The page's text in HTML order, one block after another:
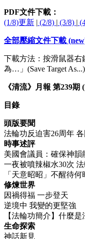
PDF文件下載：
(1/8)更新 | (2/8) | (3/8) |
全部壓縮文件下載
下載方法：按滑鼠器
為…」(Save Target As...)
《清流》月報 第239期
目錄
頭版要聞
法輪功反迫害26周年
時事述評
美國會議員：確保神韻
一夜被噴辣椒水30次
「天意昭昭」不醒待何
修煉世界
因禍得福 一步登天
逆境中 我變的更堅強
【法輪功簡介】什麼是
生命探索
神話新見